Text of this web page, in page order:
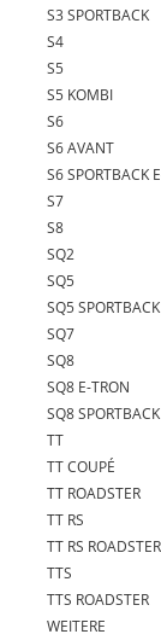
S3 SPORTBACK
S4
S5
S5 KOMBI
S6
S6 AVANT
S6 SPORTBACK
S7
S8
SQ2
SQ5
SQ5 SPORTBACK
SQ7
SQ8
SQ8 E-TRON
SQ8
TT
TT COUPÉ
TT ROADSTER
TT RS
TT RS ROADSTER
TTS
TTS ROADSTER
WEITERE